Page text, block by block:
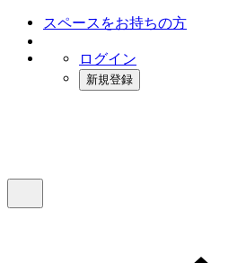
スペースをお持ちの方
ログイン
新規登録